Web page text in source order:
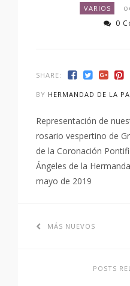
VARIOS
0
SHARE:
BY HERMANDAD DE LA
Representación de
rosario vespertino de
de la Coronación
Ángeles de la
mayo de 2019
MÁS NUEVOS
POSTS